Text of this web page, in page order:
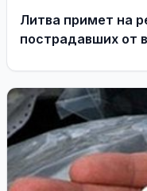
Литва примет на
пострадавших от